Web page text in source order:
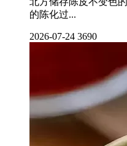
的陈化过...
2026-07-24 3690